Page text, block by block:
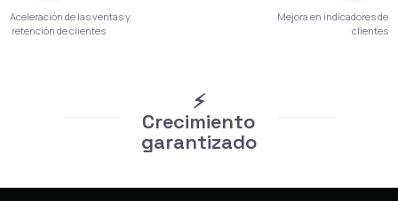
Aceleración de las ventas y
retención de clientes
Mejora en indicadores de
clientes
⚡️
Crecimiento
garantizado